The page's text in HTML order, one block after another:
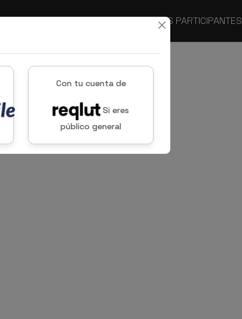
MODALIDAD PRESENCIAL EMPRESAS PARTICIPANTES
Con tu cuenta de
Si eres
público general